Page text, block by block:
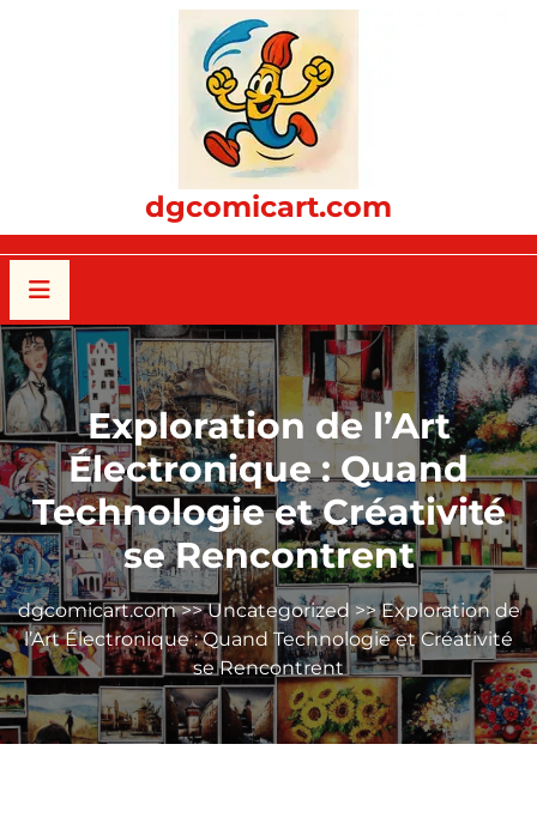
dgcomicart.com
Exploration de l’Art
Électronique : Quand
Technologie et Créativité
se Rencontrent
dgcomicart.com>>Uncategorized>> Exploration de
l’Art Électronique : Quand Technologie et Créativité
se Rencontrent